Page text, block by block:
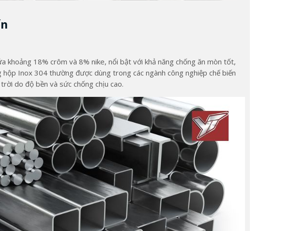
khoảng 18% crôm và 8% nike, nổi bật với khả năng chống ăn mòn tốt,
Inox 304 thường được dùng trong các ngành công nghiệp chế biến
do độ bền và sức chống chịu cao.